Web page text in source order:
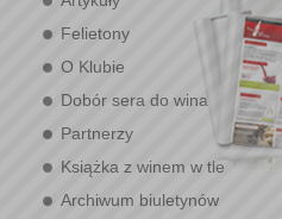
Felietony
O Klubie
Dobór sera do wina
Partnerzy
Książka z winem w tle
Archiwum biuletynów